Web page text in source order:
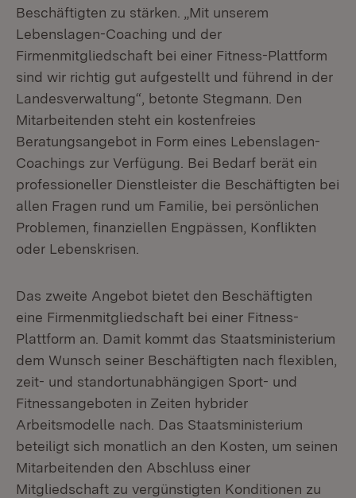
Beschäftigten zu stärken. „Mit unserem
Lebenslagen-Coaching und der
Firmenmitgliedschaft bei einer Fitness-Plattform
sind wir richtig gut aufgestellt und führend in der
Landesverwaltung“, betonte Stegmann. Den
Mitarbeitenden steht ein kostenfreies
Beratungsangebot in Form eines Lebenslagen-
Coachings zur Verfügung. Bei Bedarf berät ein
professioneller Dienstleister die Beschäftigten bei
allen Fragen rund um Familie, bei persönlichen
Problemen, finanziellen Engpässen, Konflikten
oder Lebenskrisen.
Das zweite Angebot bietet den Beschäftigten
eine Firmenmitgliedschaft bei einer Fitness-
Plattform an. Damit kommt das Staatsministerium
dem Wunsch seiner Beschäftigten nach flexiblen,
zeit- und standortunabhängigen Sport- und
Fitnessangeboten in Zeiten hybrider
Arbeitsmodelle nach. Das Staatsministerium
beteiligt sich monatlich an den Kosten, um seinen
Mitarbeitenden den Abschluss einer
Mitgliedschaft zu vergünstigten Konditionen zu